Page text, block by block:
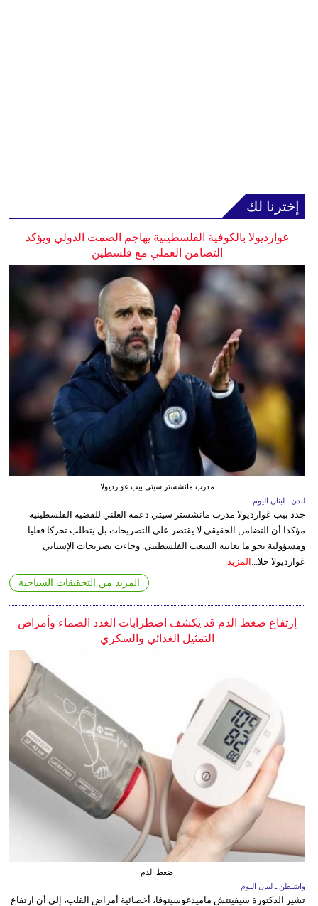
إخترنا لك
غوارديولا بالكوفية الفلسطينية يهاجم الصمت الدولي ويؤكد
التضامن العملي مع فلسطين
مدرب مانشستر سيتي بيب غوارديولا
لندن ـ لبنان اليوم
جدد بيب غوارديولا مدرب مانشستر سيتي دعمه العلني للقضية الفلسطينية
مؤكدا أن التضامن الحقيقي لا يقتصر على التصريحات بل يتطلب تحركا فعليا
ومسؤولية نحو ما يعانيه الشعب الفلسطيني. وجاءت تصريحات الإسباني
غوارديولا خلا...
المزيد
المزيد من التحقيقات السياحية
إرتفاع ضغط الدم قد يكشف اضطرابات الغدد الصماء وأمراض
التمثيل الغذائي والسكري
ضغط الدم
واشنطن ـ لبنان اليوم
تشير الدكتورة سيفينتش ماميدغوسينوفا، أخصائية أمراض القلب، إلى أن ارتفاع